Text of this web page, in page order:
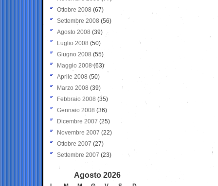
Ottobre 2008 (67)
Settembre 2008 (56)
Agosto 2008 (39)
Luglio 2008 (50)
Giugno 2008 (55)
Maggio 2008(63)
Aprile 2008 (50)
Marzo 2008 (39)
Febbraio 2008 (35)
Gennaio 2008 (36)
Dicembre 2007 (25)
Novembre 2007 (22)
Ottobre 2007 (27)
Settembre 2007 (23)
Agosto 2026